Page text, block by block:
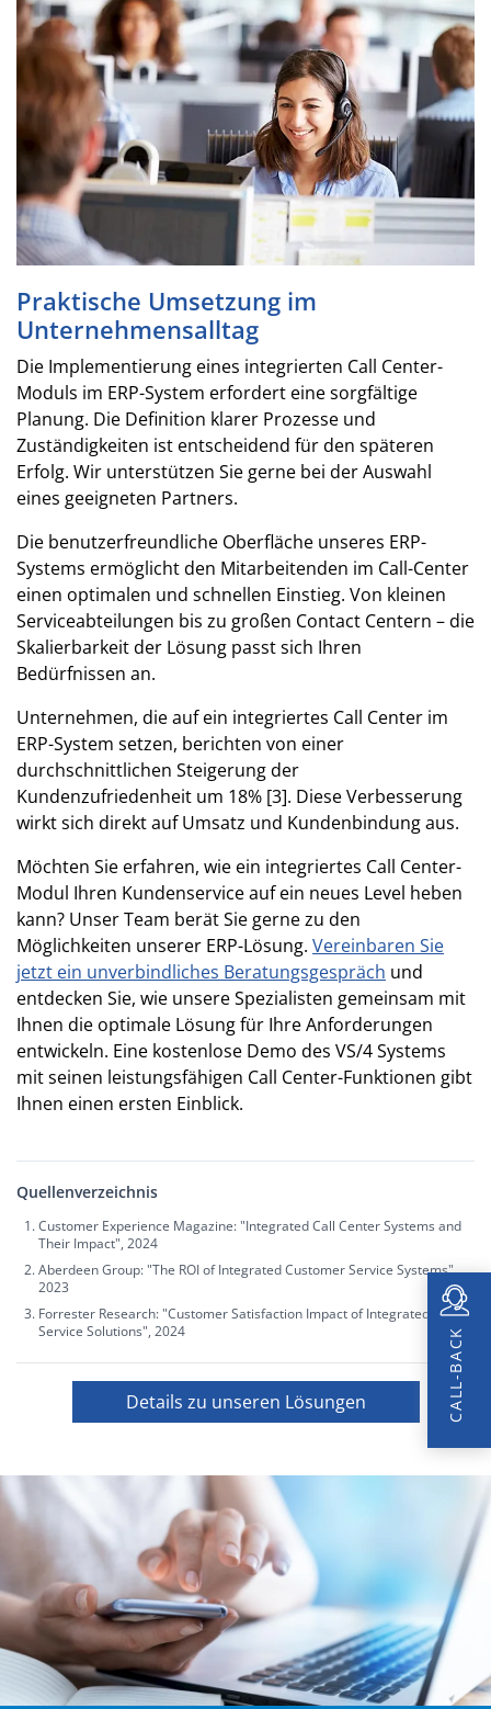
CALL-BACK
Praktische Umsetzung im
Unternehmensalltag
Die Implementierung eines integrierten Call Center-
Moduls im ERP-System erfordert eine sorgfältige
Planung. Die Definition klarer Prozesse und
Zuständigkeiten ist entscheidend für den späteren
Erfolg. Wir unterstützen Sie gerne bei der Auswahl
eines geeigneten Partners.
Die benutzerfreundliche Oberfläche unseres ERP-
Systems ermöglicht den Mitarbeitenden im Call-Center
einen optimalen und schnellen Einstieg. Von kleinen
Serviceabteilungen bis zu großen Contact Centern – die
Skalierbarkeit der Lösung passt sich Ihren
Bedürfnissen an.
Unternehmen, die auf ein integriertes Call Center im
ERP-System setzen, berichten von einer
durchschnittlichen Steigerung der
Kundenzufriedenheit um 18% [3]. Diese Verbesserung
wirkt sich direkt auf Umsatz und Kundenbindung aus.
Möchten Sie erfahren, wie ein integriertes Call Center-
Modul Ihren Kundenservice auf ein neues Level heben
kann? Unser Team berät Sie gerne zu den
Möglichkeiten unserer ERP-Lösung. Vereinbaren Sie
jetzt ein unverbindliches Beratungsgespräch und
entdecken Sie, wie unsere Spezialisten gemeinsam mit
Ihnen die optimale Lösung für Ihre Anforderungen
entwickeln. Eine kostenlose Demo des VS/4 Systems
mit seinen leistungsfähigen Call Center-Funktionen gibt
Ihnen einen ersten Einblick.
Quellenverzeichnis
Customer Experience Magazine: "Integrated Call Center Systems and
Their Impact", 2024
Aberdeen Group: "The ROI of Integrated Customer Service Systems",
2023
Forrester Research: "Customer Satisfaction Impact of Integrated
Service Solutions", 2024
Details zu unseren Lösungen